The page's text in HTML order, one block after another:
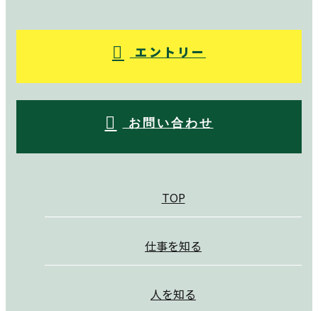
エントリー
お問い合わせ
TOP
仕事を知る
人を知る